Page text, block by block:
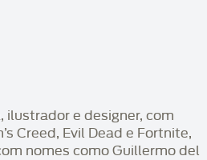
ilustrador e designer, com
Creed, Evil Dead e Fortnite,
nomes como Guillermo del